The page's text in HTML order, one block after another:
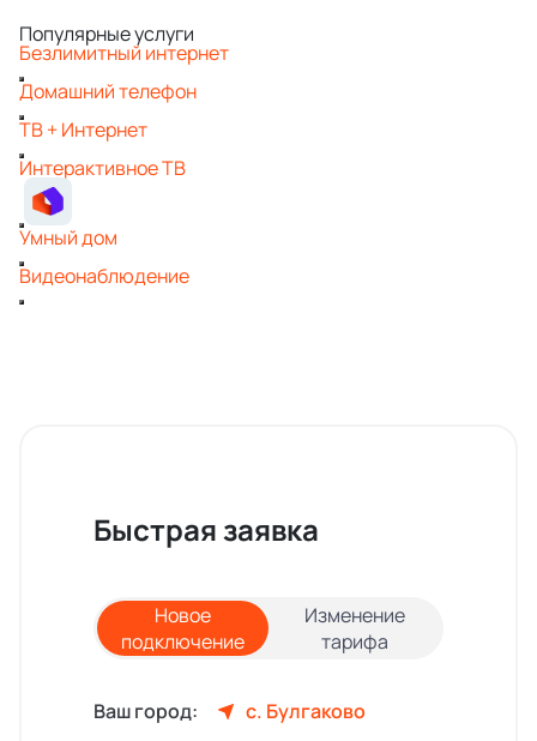
Популярные услуги
Безлимитный интернет
Домашний телефон
ТВ + Интернет
Интерактивное ТВ
Умный дом
Видеонаблюдение
Быстрая заявка
Новое
подключение
Изменение
тарифа
Ваш город: с. Булгаково